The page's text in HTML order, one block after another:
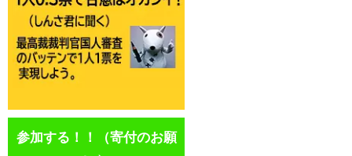
参加する！！（寄付のお願